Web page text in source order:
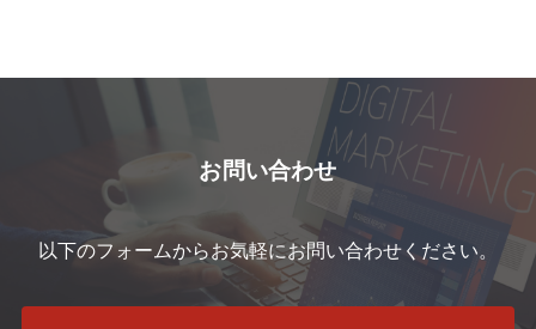
お問い合わせ
以下のフォームからお気軽にお問い合わせください。